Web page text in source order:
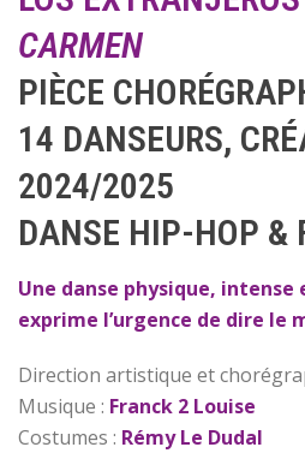
CARMEN
PIÈCE
14 DANSEURS,
2024/2025
DANSE HIP-HOP &
Une danse physique,
exprime l’urgence de dire le
Direction artistique et
Musique : Franck 2 Louise
Costumes : Rémy Le Dudal